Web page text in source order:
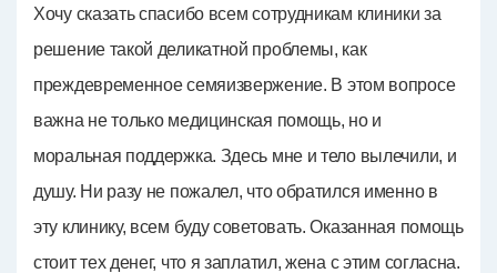
Хочу сказать спасибо всем сотрудникам клиники за
решение такой деликатной проблемы, как
преждевременное семяизвержение. В этом вопросе
важна не только медицинская помощь, но и
моральная поддержка. Здесь мне и тело вылечили, и
душу. Ни разу не пожалел, что обратился именно в
эту клинику, всем буду советовать. Оказанная помощь
стоит тех денег, что я заплатил, жена с этим согласна.